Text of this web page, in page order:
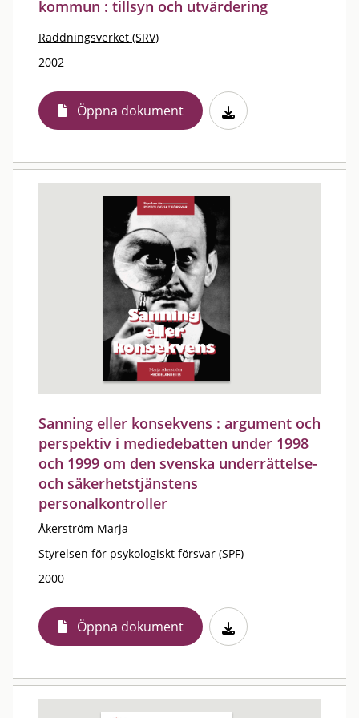
kommun : tillsyn och utvärdering
Räddningsverket (SRV)
2002
Öppna dokument
Sanning eller konsekvens : argument och
perspektiv i mediedebatten under 1998
och 1999 om den svenska underrättelse-
och säkerhetstjänstens
personalkontroller
Åkerström Marja
Styrelsen för psykologiskt försvar (SPF)
2000
Öppna dokument